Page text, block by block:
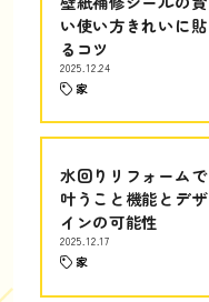
い使い方きれいに貼
るコツ
2025.12.24
家
水回りリフォームで
叶うこと機能とデザ
インの可能性
2025.12.17
家